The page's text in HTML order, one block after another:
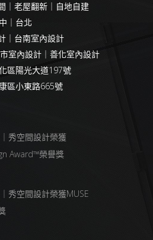
｜老屋翻新｜自地自建
｜台北
｜台南室內設計
室內設計｜善化室內設計
區陽光大道197號
區小東路665號
秀空間設計榮獲
Award™榮譽獎
秀空間設計榮獲MUSE